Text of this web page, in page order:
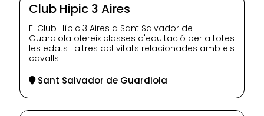
Club Hipic 3 Aires
El Club Hípic 3 Aires a Sant Salvador de
Guardiola ofereix classes d'equitació per a totes
les edats i altres activitats relacionades amb els
cavalls.
Sant Salvador de Guardiola